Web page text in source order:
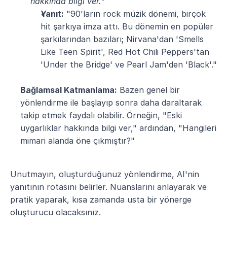
Yanıt: "90'ların rock müzik dönemi, birçok
hit şarkıya imza attı. Bu dönemin en popüler
şarkılarından bazıları; Nirvana'dan 'Smells
Like Teen Spirit', Red Hot Chili Peppers'tan
'Under the Bridge' ve Pearl Jam'den 'Black'."
Bağlamsal Katmanlama: Bazen genel bir
yönlendirme ile başlayıp sonra daha daraltarak
takip etmek faydalı olabilir. Örneğin, "Eski
uygarlıklar hakkında bilgi ver," ardından, "Hangileri
mimari alanda öne çıkmıştır?"
Unutmayın, oluşturduğunuz yönlendirme, AI'nin
yanıtının rotasını belirler. Nuanslarını anlayarak ve
pratik yaparak, kısa zamanda usta bir yönerge
oluşturucu olacaksınız.